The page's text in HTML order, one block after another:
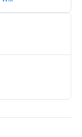
para cada
en múltiples
persona o en
gestionas tu
abandonados,